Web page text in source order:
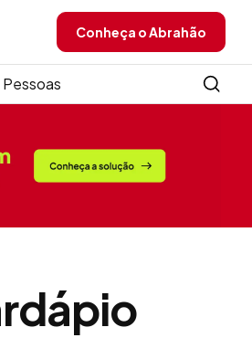
Conheça o Abrahão